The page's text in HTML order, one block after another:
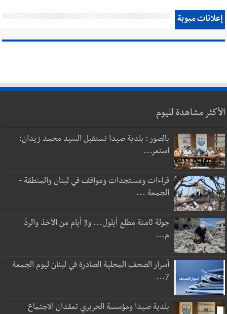
إعلانات مبوبة
الأكثر مشاهدة لليوم
بالصور : بلدية صيدا تستقبل السيد محمد زيدان:
استعر...
قراءات ومستجدات ومواقف في لبنان والمنطقة -
الجمعة ...
جولة ثامنة مطلع أيلول... و3 أيام من الأخذ والردّ
م...
أسرار الصحف المحلية الصادرة في لبنان ليوم الجمعة
7...
بلدية صيدا ومؤسسة الحريري تعقدان الاجتماع